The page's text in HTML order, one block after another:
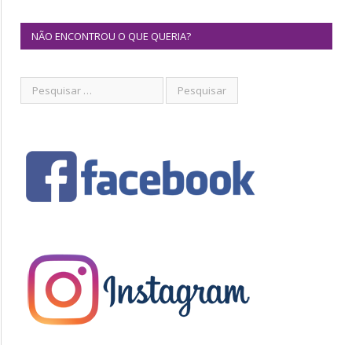
NÃO ENCONTROU O QUE QUERIA?